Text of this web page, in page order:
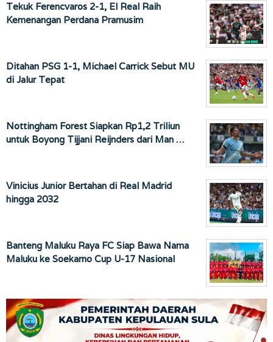
Tekuk Ferencvaros 2-1, El Real Raih
Kemenangan Perdana Pramusim
Ditahan PSG 1-1, Michael Carrick Sebut MU
di Jalur Tepat
Nottingham Forest Siapkan Rp1,2 Triliun
untuk Boyong Tijjani Reijnders dari Man …
Vinicius Junior Bertahan di Real Madrid
hingga 2032
Banteng Maluku Raya FC Siap Bawa Nama
Maluku ke Soekarno Cup U-17 Nasional